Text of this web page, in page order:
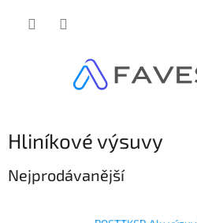
Hliníkové výsuvy
Nejprodávanější